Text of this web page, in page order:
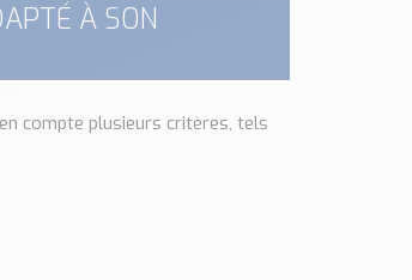
À SON
compte plusieurs critères, tels